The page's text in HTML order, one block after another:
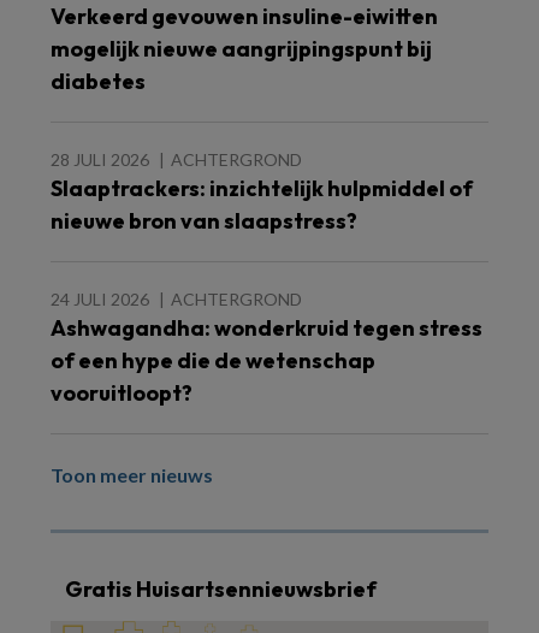
Verkeerd gevouwen insuline-eiwitten
mogelijk nieuwe aangrijpingspunt bij
diabetes
28 JULI 2026 ACHTERGROND
Slaaptrackers: inzichtelijk hulpmiddel of
nieuwe bron van slaapstress?
24 JULI 2026 ACHTERGROND
Ashwagandha: wonderkruid tegen stress
of een hype die de wetenschap
vooruitloopt?
Toon meer nieuws
Gratis Huisartsennieuwsbrief